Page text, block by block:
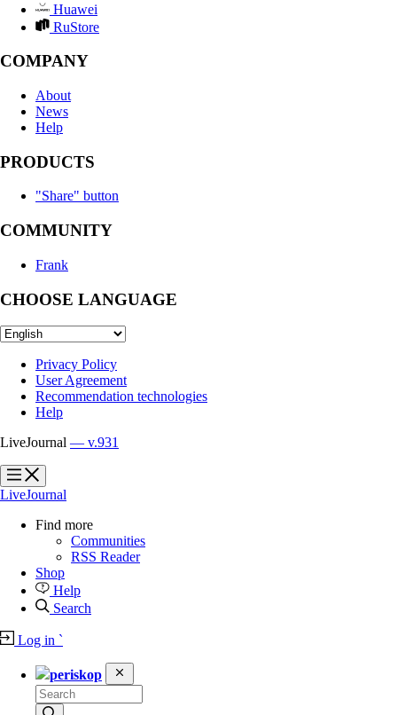
Huawei
RuStore
COMPANY
About
News
Help
PRODUCTS
"Share" button
COMMUNITY
Frank
CHOOSE LANGUAGE
Privacy Policy
User Agreement
Recommendation technologies
Help
LiveJournal — v.931
?
?
LiveJournal
Find more
Communities
RSS Reader
Shop
Help
Search
Log in `
periskop